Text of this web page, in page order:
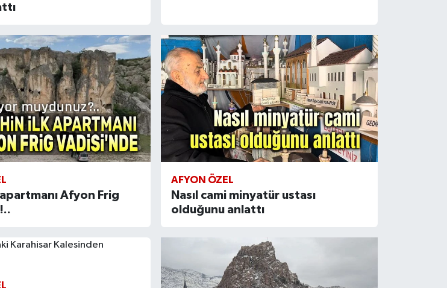
Afyon Frig
AFYON ÖZEL
Nasıl cami minyatür ustası
olduğunu anlattı